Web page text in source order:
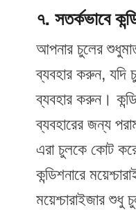
৭. সতর্কভাবে
আপনার চুলের
ব্যবহার করুন, যদি
ব্যবহার করুন।
ব্যবহারের জন্য
এরা চুলকে কোট
কন্ডিশনারে
ময়েশ্চারাইজার শুধু